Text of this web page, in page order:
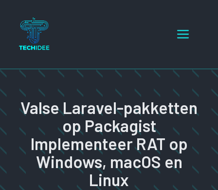
inhoud
Menu
Valse Laravel-pakketten
op Packagist
Implementeer RAT op
Windows, macOS en
Linux